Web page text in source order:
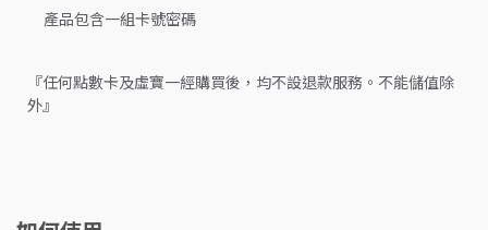
產品包含一組卡號密碼
『任何點數卡及虛寶一經購買後，均不設退款服務。不能儲值除
外』